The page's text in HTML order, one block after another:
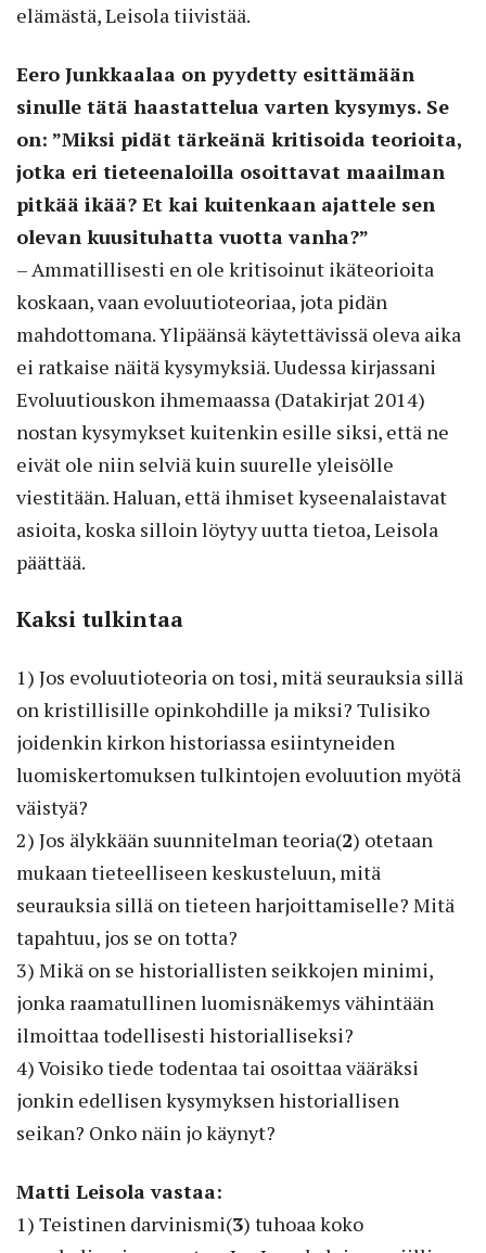
elämästä, Leisola tiivistää.
Eero Junkkaalaa on pyydetty esittämään
sinulle tätä haastattelua varten kysymys. Se
on: ”Miksi pidät tärkeänä kritisoida teo­rioita,
jotka eri tieteenaloilla osoittavat maailman
pitkää ikää? Et kai kuitenkaan ajattele sen
olevan kuusituhatta vuotta vanha?”
– Ammatillisesti en ole kritisoinut ikäteorioita
koskaan, vaan evoluutioteoriaa, jota pidän
mahdottomana. Ylipäänsä käytettävissä oleva aika
ei ratkaise näitä kysymyksiä. Uudessa kirjassani
Evoluutiouskon ihmemaassa (Datakirjat 2014)
nostan kysymykset kuitenkin esille siksi, että ne
eivät ole niin selviä kuin suurelle yleisölle
viestitään. Haluan, että ihmiset kyseenalaistavat
asioita, koska silloin löytyy uutta tietoa, Leisola
päättää.
Kaksi tulkintaa
1) Jos evoluutioteoria on tosi, mitä seurauksia sillä
on kristillisille opinkohdille ja miksi? Tulisiko
joidenkin kirkon historiassa esiintyneiden
luomiskertomuksen tulkintojen evoluution myötä
väistyä?
2) Jos älykkään suunnitelman teoria(2) otetaan
mukaan tieteelliseen keskusteluun, mitä
seurauksia sillä on tieteen harjoittamiselle? Mitä
tapahtuu, jos se on totta?
3) Mikä on se historiallisten seikkojen minimi,
jonka raamatullinen luomisnäkemys vähintään
ilmoittaa todellisesti historialliseksi?
4) Voisiko tiede todentaa tai osoittaa vääräksi
jonkin edellisen kysymyksen historiallisen
seikan? Onko näin jo käynyt?
Matti Leisola vastaa:
1) Teistinen darvinismi(3) tuhoaa koko